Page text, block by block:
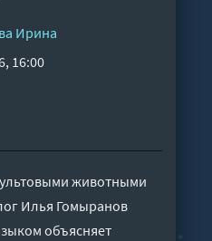
Ирина
16:00
животными
Илья Гомыранов
объясняет